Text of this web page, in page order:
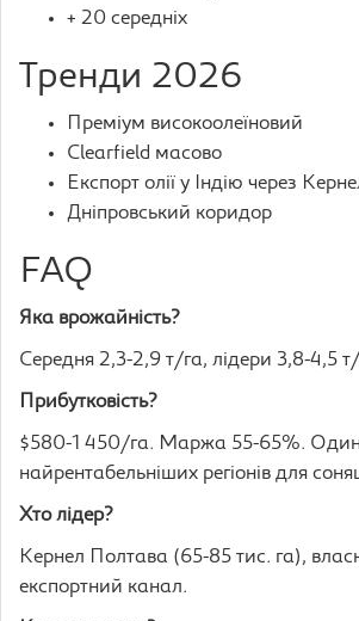
+ 20 середніх
Тренди 2026
Преміум високоолеїновий
Clearfield масово
Експорт олії у Індію через
Дніпровський коридор
FAQ
Яка врожайність?
Середня 2,3-2,9 т/га, лідери 3,8-4,5
Прибутковість?
$580-1 450/га. Маржа 55-65%.
найрентабельніших регіонів для
Хто лідер?
Кернел Полтава (65-85 тис. га),
експортний канал.